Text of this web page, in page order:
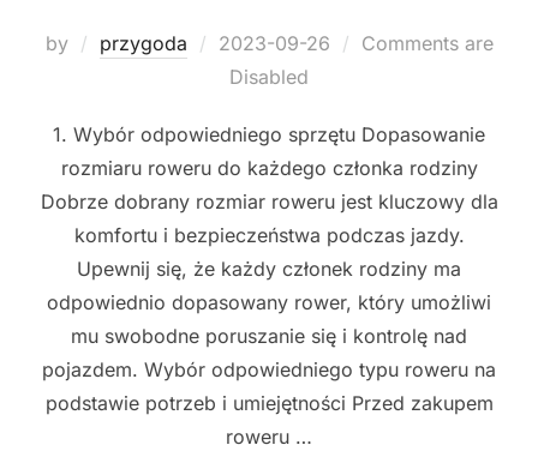
by przygoda
Posted
on
2023-09-26
Comments are
Disabled
1. Wybór odpowiedniego sprzętu Dopasowanie
rozmiaru roweru do każdego członka rodziny
Dobrze dobrany rozmiar roweru jest kluczowy dla
komfortu i bezpieczeństwa podczas jazdy.
Upewnij się, że każdy członek rodziny ma
odpowiednio dopasowany rower, który umożliwi
mu swobodne poruszanie się i kontrolę nad
pojazdem. Wybór odpowiedniego typu roweru na
podstawie potrzeb i umiejętności Przed zakupem
roweru …